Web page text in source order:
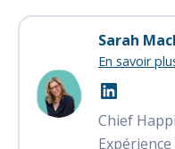
Sarah
Chief
En savoir